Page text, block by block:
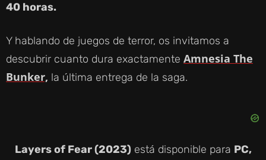
40 horas.
Y hablando de juegos de terror, os invitamos a
descubrir cuanto dura exactamente Amnesia The
Bunker, la última entrega de la saga.
Layers of Fear (2023)está disponible para PC,